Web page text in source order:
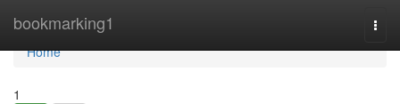
bookmarking1
Home
Home
1